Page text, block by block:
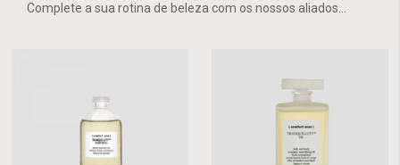
Complete a sua rotina de beleza com os nossos aliados...